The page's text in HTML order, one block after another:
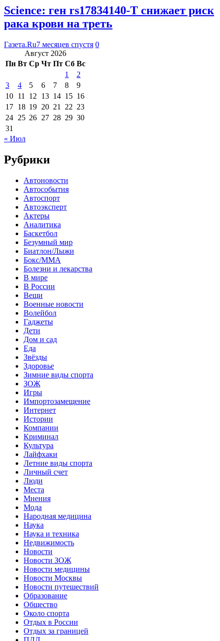
Science: ген rs17834140-T снижает риск
рака крови на треть
Газета.Ru7 месяцев спустя 0
Август 2026
Пн Вт Ср Чт Пт Сб Вс
1
2
3
4 5 6 7 8
9
10 11 12 13 14 15 16
17 18 19 20 21 22 23
24 25 26 27 28 29 30
31
« Июл
Рубрики
Автоновости
Автособытия
Автоспорт
Автоэксперт
Актеры
Аналитика
Баскетбол
Безумный мир
Биатлон/Лыжи
Бокс/MMA
Болезни и лекарства
В мире
В России
Вещи
Военные новости
Волейбол
Гаджеты
Дети
Дом и сад
Еда
Звёзды
Здоровье
Зимние виды спорта
ЗОЖ
Игры
Импортозамещение
Интернет
Истории
Компании
Криминал
Культура
Лайфхаки
Летние виды спорта
Личный счет
Люди
Места
Мнения
Мода
Народная медицина
Наука
Наука и техника
Недвижимость
Новости
Новости ЗОЖ
Новости медицины
Новости Москвы
Новости путешествий
Образование
Общество
Около спорта
Отдых в России
Отдых за границей